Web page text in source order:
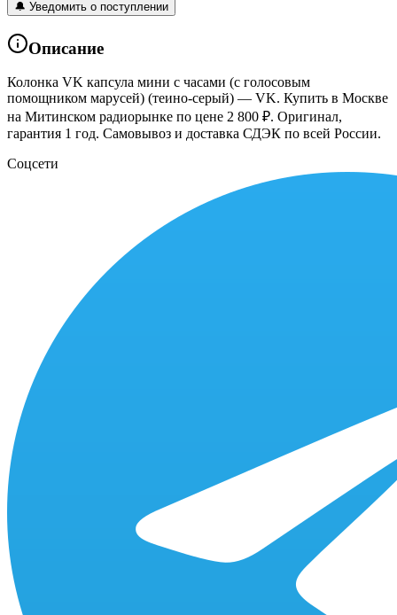
🔔 Уведомить о поступлении
Описание
Колонка VK капсула мини с часами (с голосовым
помощником марусей) (теино-серый) — VK. Купить в Москве
на Митинском радиорынке по цене 2 800 ₽. Оригинал,
гарантия 1 год. Самовывоз и доставка СДЭК по всей России.
Соцсети